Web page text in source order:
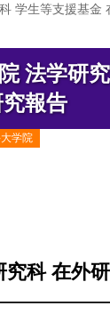
学生等支援基金
法学研
報告
学院
究科 在外